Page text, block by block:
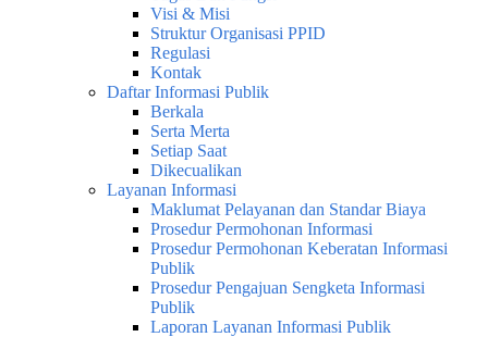
Visi & Misi
Struktur Organisasi PPID
Regulasi
Kontak
Daftar Informasi Publik
Berkala
Serta Merta
Setiap Saat
Dikecualikan
Layanan Informasi
Maklumat Pelayanan dan Standar Biaya
Prosedur Permohonan Informasi
Prosedur Permohonan Keberatan Informasi
Publik
Prosedur Pengajuan Sengketa Informasi
Publik
Laporan Layanan Informasi Publik